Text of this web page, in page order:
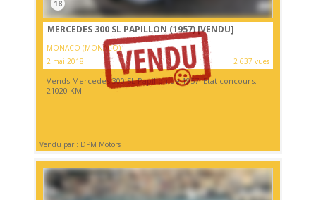
18
MERCEDES 300 SL PAPILLON (1957)[VENDU]
MONACO (MONACO)
2 mai 2018
2 637 vues
Vends Mercedes 300 SL Papillon de 1957. Etat concours.
21020 KM.
Vendu par : DPM Motors